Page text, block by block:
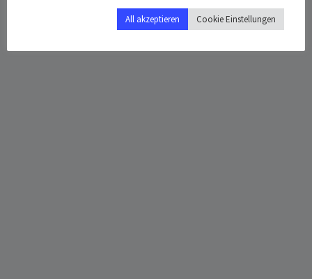
Cookie Einstellungen
All akzeptieren